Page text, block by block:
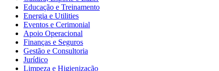
Educação e Treinamento
Energia e Utilities
Eventos e Cerimonial
Apoio Operacional
Finanças e Seguros
Gestão e Consultoria
Jurídico
Limpeza e Higienização